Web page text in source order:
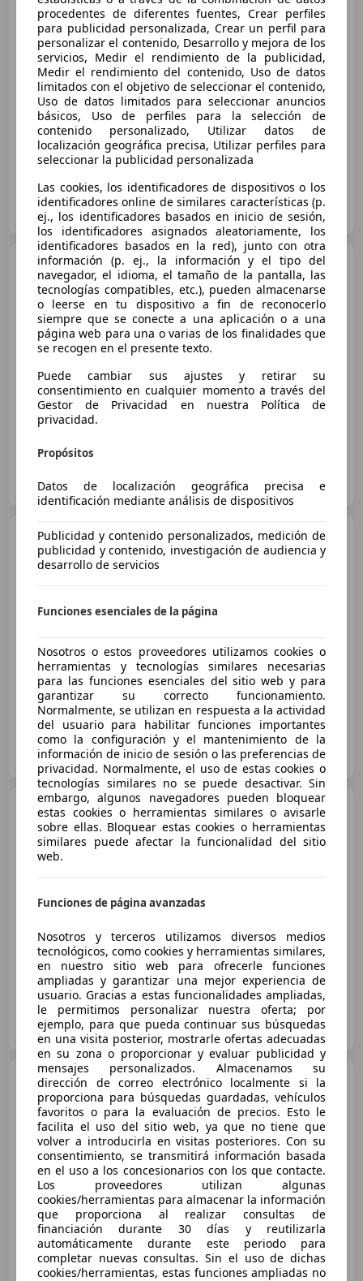
€ 11.490
Súperoferta
05/2019 50.000 km Diésel 70 kW (95 CV)
Flexicar Terrassa - Can Parellada
ES-08228 Terrassa
MINI Cooper
Familiar 136cv
Automático de 5 Puertas
€ 16.970
10/2022 41.217 km Gasolina 100 kW (136 CV)
ES-08097 L'Hospitalet de Llobregat
MINI Cooper5 PUERTAS - 5P
(2019)
€ 12.490
09/2018 49.500 km Gasolina 100 kW (136 CV)
FLEXICAR CABRERA DEL MAR
ES-08349 Cabrera de Mar
MINI Cooper
Buen
01/2005 225.000 km Gasolina 85 kW (116 CV)
ICARS BARCELONA
ES-8403 GRANOLLERS
MINI CooperONE D 5
PUERTAS
€ 10.490
Súperoferta
03/2017 98.813 km Diésel 70 kW (95 CV)
procedentes de diferentes fuentes, Crear perfiles
para publicidad personalizada, Crear un perfil para
personalizar el contenido, Desarrollo y mejora de los
servicios, Medir el rendimiento de la publicidad,
Medir el rendimiento del contenido, Uso de datos
limitados con el objetivo de seleccionar el contenido,
Uso de datos limitados para seleccionar anuncios
básicos, Uso de perfiles para la selección de
contenido personalizado, Utilizar datos de
localización geográfica precisa, Utilizar perfiles para
seleccionar la publicidad personalizada
Las cookies, los identificadores de dispositivos o los
identificadores online de similares características (p.
ej., los identificadores basados en inicio de sesión,
los identificadores asignados aleatoriamente, los
identificadores basados en la red), junto con otra
información (p. ej., la información y el tipo del
navegador, el idioma, el tamaño de la pantalla, las
tecnologías compatibles, etc.), pueden almacenarse
o leerse en tu dispositivo a fin de reconocerlo
siempre que se conecte a una aplicación o a una
página web para una o varias de los finalidades que
se recogen en el presente texto.
Puede cambiar sus ajustes y retirar su
consentimiento en cualquier momento a través del
Gestor de Privacidad en nuestra Política de
privacidad.
Propósitos
Datos de localización geográfica precisa e
identificación mediante análisis de dispositivos
Publicidad y contenido personalizados, medición de
publicidad y contenido, investigación de audiencia y
desarrollo de servicios
Funciones esenciales de la página
Nosotros o estos proveedores utilizamos cookies o
herramientas y tecnologías similares necesarias
para las funciones esenciales del sitio web y para
garantizar su correcto funcionamiento.
Normalmente, se utilizan en respuesta a la actividad
del usuario para habilitar funciones importantes
como la configuración y el mantenimiento de la
información de inicio de sesión o las preferencias de
privacidad. Normalmente, el uso de estas cookies o
tecnologías similares no se puede desactivar. Sin
embargo, algunos navegadores pueden bloquear
estas cookies o herramientas similares o avisarle
sobre ellas. Bloquear estas cookies o herramientas
similares puede afectar la funcionalidad del sitio
web.
Funciones de página avanzadas
Nosotros y terceros utilizamos diversos medios
tecnológicos, como cookies y herramientas similares,
en nuestro sitio web para ofrecerle funciones
ampliadas y garantizar una mejor experiencia de
usuario. Gracias a estas funcionalidades ampliadas,
le permitimos personalizar nuestra oferta; por
ejemplo, para que pueda continuar sus búsquedas
en una visita posterior, mostrarle ofertas adecuadas
en su zona o proporcionar y evaluar publicidad y
mensajes personalizados. Almacenamos su
dirección de correo electrónico localmente si la
proporciona para búsquedas guardadas, vehículos
favoritos o para la evaluación de precios. Esto le
facilita el uso del sitio web, ya que no tiene que
volver a introducirla en visitas posteriores. Con su
consentimiento, se transmitirá información basada
en el uso a los concesionarios con los que contacte.
Los proveedores utilizan algunas
cookies/herramientas para almacenar la información
que proporciona al realizar consultas de
financiación durante 30 días y reutilizarla
automáticamente durante este periodo para
completar nuevas consultas. Sin el uso de dichas
cookies/herramientas, estas funciones ampliadas no